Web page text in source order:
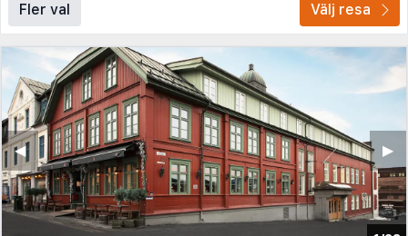
Fler val Välj resa
▶︎
◀︎